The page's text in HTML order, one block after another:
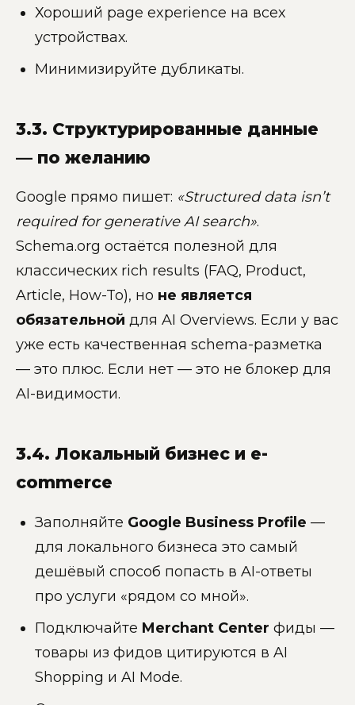
Хороший page experience на всех
устройствах.
Минимизируйте дубликаты.
3.3. Структурированные данные
— по желанию
Google прямо пишет: «Structured data isn’t
required for generative AI search».
Schema.org остаётся полезной для
классических rich results (FAQ, Product,
Article, How-To), но не является
обязательной для AI Overviews. Если у вас
уже есть качественная schema-разметка
— это плюс. Если нет — это не блокер для
AI-видимости.
3.4. Локальный бизнес и e-
commerce
Заполняйте Google Business Profile —
для локального бизнеса это самый
дешёвый способ попасть в AI-ответы
про услуги «рядом со мной».
Подключайте Merchant Center фиды —
товары из фидов цитируются в AI
Shopping и AI Mode.